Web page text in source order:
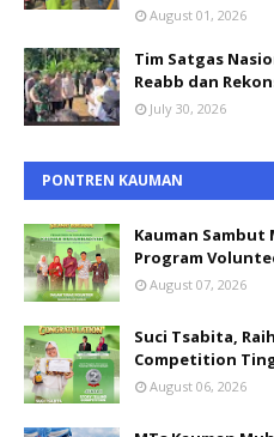
August 01, 2026
Tim Satgas
Reabb dan
July 30, 2026
PONTREN KAUMAN
Kauman Sambut
Program
August 07, 2026
Suci Tsabita,
Competition
August 06, 2026